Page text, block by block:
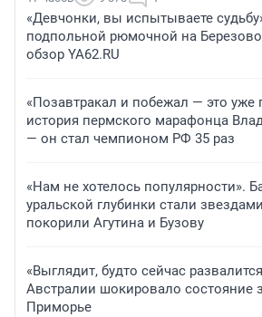
«Девчонки, вы испытываете
подпольной рюмочной на
обзор YA62.RU
«Позавтракал и побежал — это уже
история пермского марафонца
— он стал чемпионом РФ 35 раз
«Нам не хотелось популярности».
уральской глубинки стали
покорили Агутина и Бузову
«Выглядит, будто сейчас
Австралии шокировало состояние
Приморье